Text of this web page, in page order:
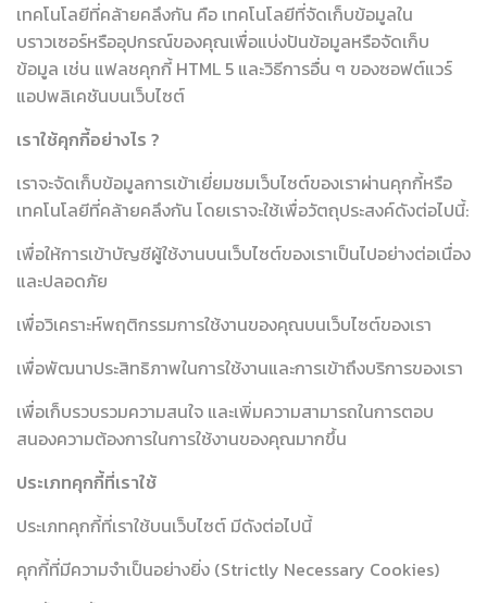
เทคโนโลยีที่คล้ายคลึงกัน คือ เทคโนโลยีที่จัดเก็บข้อมูลใน
บราวเซอร์หรืออุปกรณ์ของคุณเพื่อแบ่งปันข้อมูลหรือจัดเก็บ
ข้อมูล เช่น แฟลชคุกกี้ HTML 5 และวิธีการอื่น ๆ ของซอฟต์แวร์
แอปพลิเคชันบนเว็บไซต์
เราใช้คุกกี้อย่างไร ?
เราจะจัดเก็บข้อมูลการเข้าเยี่ยมชมเว็บไซต์ของเราผ่านคุกกี้หรือ
เทคโนโลยีที่คล้ายคลึงกัน โดยเราจะใช้เพื่อวัตถุประสงค์ดังต่อไปนี้:
เพื่อให้การเข้าบัญชีผู้ใช้งานบนเว็บไซต์ของเราเป็นไปอย่างต่อเนื่อง
และปลอดภัย
เพื่อวิเคราะห์พฤติกรรมการใช้งานของคุณบนเว็บไซต์ของเรา
เพื่อพัฒนาประสิทธิภาพในการใช้งานและการเข้าถึงบริการของเรา
เพื่อเก็บรวบรวมความสนใจ และเพิ่มความสามารถในการตอบ
สนองความต้องการในการใช้งานของคุณมากขึ้น
ประเภทคุกกี้ที่เราใช้
ประเภทคุกกี้ที่เราใช้บนเว็บไซต์ มีดังต่อไปนี้
คุกกี้ที่มีความจำเป็นอย่างยิ่ง (Strictly Necessary Cookies)